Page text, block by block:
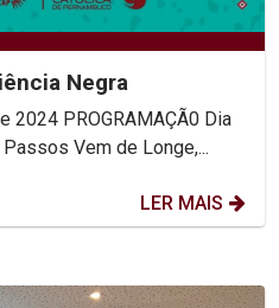
Negra
Dia
Vem de Longe,...
LER MAIS